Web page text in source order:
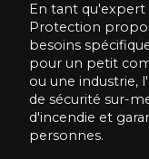
En tant qu'expert
Protection
besoins
pour un petit
ou une industrie,
de sécurité sur-
d'incendie et
personnes.